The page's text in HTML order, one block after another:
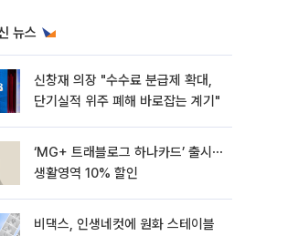
뉴스
신창재 의장 "수수료 분급제 확대,
단기실적 위주 폐해 바로잡는 계기"
‘MG+ 트래블로그 하나카드’ 출시⋯
생활영역 10% 할인
비댁스, 인생네컷에 원화 스테이블